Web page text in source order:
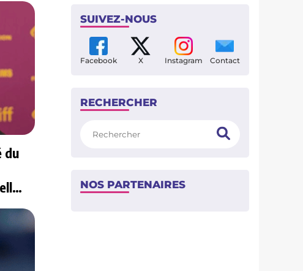
du
SUIVEZ-NOUS
Facebook X Instagram Contact
RECHERCHER
NOS PARTENAIRES